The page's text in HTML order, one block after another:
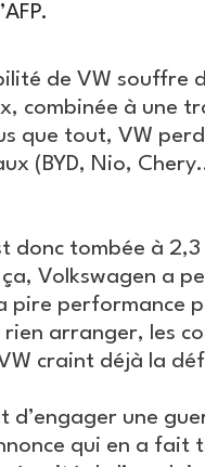
de VW souffre
combinée à une
que tout, VW
(BYD, Nio,
donc tombée à
Volkswagen a
pire performance
arranger, les
craint déjà la
d’engager une
qui en a fait